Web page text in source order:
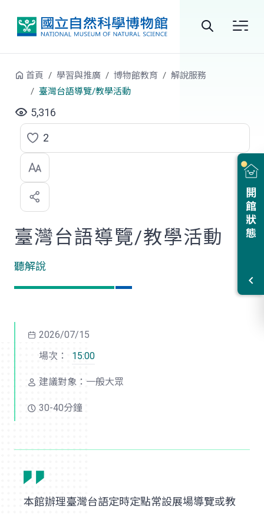
站
開館狀態
首頁 學習與推廣 博物館教育
解說服務
臺灣台語導覽/教學活動
5,316
點
選
喜
歡
2
臺灣台語導覽/教學活動
聽解說
2026/07/15
場次：
15:00
建議對象：一般大眾
30-40分鐘
本館辦理臺灣台語定時定點常設展場導覽或教